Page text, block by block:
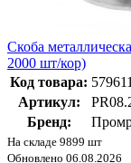
Скоба
2000 шт/кор)
Код товара:
Артикул:
Бренд:
На складе 9899 шт
Обновлено 06.08.2026